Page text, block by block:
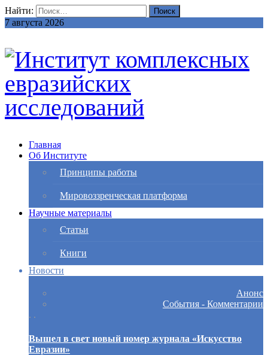
Найти:
7 августа 2026
Главная
Об Институте
Принципы работы
Мировоззренческая платформа
Научные материалы
Статьи
Книги
Новости
Анонс
События - Комментарии
. .
Вышел в свет новый номер журнала «Искусство
Евразии»